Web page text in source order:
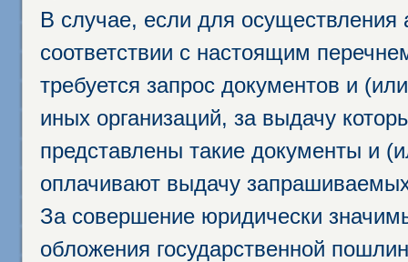
В случае, если для осуществления
соответствии с настоящим
требуется запрос документов и
иных организаций, за выдачу
представлены такие документы и
оплачивают выдачу
За совершение юридически
обложения государственной